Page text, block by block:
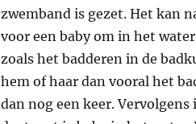
zwemband is gezet. Het kan
voor een baby om in het
zoals het badderen in de
hem of haar dan vooral het
dan nog een keer.